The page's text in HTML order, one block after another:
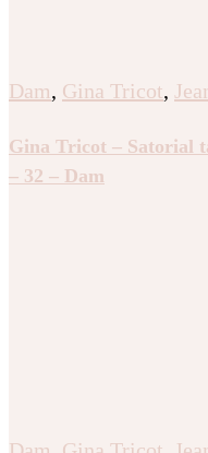
Dam, Gina Tricot,
Gina Tricot – Satorial
– 32 – Dam